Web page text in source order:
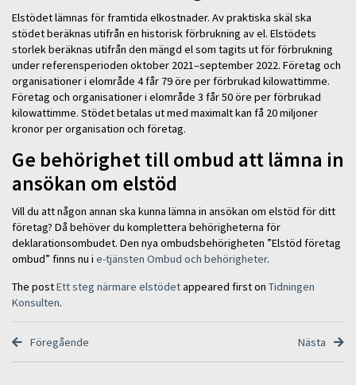
Elstödet lämnas för framtida elkostnader. Av praktiska skäl ska
stödet beräknas utifrån en historisk förbrukning av el. Elstödets
storlek beräknas utifrån den mängd el som tagits ut för förbrukning
under referensperioden oktober 2021–september 2022. Företag och
organisationer i elområde 4 får 79 öre per förbrukad kilowattimme.
Företag och organisationer i elområde 3 får 50 öre per förbrukad
kilowattimme. Stödet betalas ut med maximalt kan få 20 miljoner
kronor per organisation och företag.
Ge behörighet till ombud att lämna in
ansökan om elstöd
Vill du att någon annan ska kunna lämna in ansökan om elstöd för ditt
företag? Då behöver du komplettera behörigheterna för
deklarationsombudet. Den nya ombudsbehörigheten ”Elstöd företag
ombud” finns nu i e-tjänsten Ombud och behörigheter.
The postEtt steg närmare elstödetappeared first on Tidningen
Konsulten.
Föregående Nästa